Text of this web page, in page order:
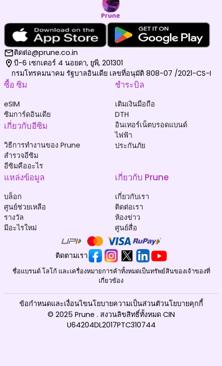
ติดต่อ@prune.co.in
บี-6 เซกเตอร์ 4 นอยดา, ยูพี, 201301
กรมโทรคมนาคม รัฐบาลอินเดีย เลขที่อนุมัติ 808-07 /2021-CS-I
ซื้อ ซิม
eSIM
ซิมการ์ดอินเดีย
เกี่ยวกับอีซิม
วิธีการทำงานของ Prune
สำรวจอีซิม
อีซิมคืออะไร
ชำระบิล
เติมเงินมือถือ
DTH
อินเทอร์เน็ตบรอดแบนด์
ไฟฟ้า
ประกันภัย
แหล่งข้อมูล
บล็อก
ศูนย์ช่วยเหลือ
รางวัล
มีอะไรใหม่
เกี่ยวกับ Prune
เกี่ยวกับเรา
ติดต่อเรา
ห้องข่าว
ศูนย์สื่อ
ติดตามเรา
ชื่อแบรนด์ โลโก้ และเครื่องหมายการค้าทั้งหมดเป็นทรัพย์สินของเจ้าของที่
เกี่ยวข้อง
© 2025 Prune . สงวนลิขสิทธิ์ทั้งหมด CIN
U64204DL2017PTC310744
ข้อกำหนดและเงื่อนไขนโยบายความเป็นส่วนตัวนโยบายคุกกี้